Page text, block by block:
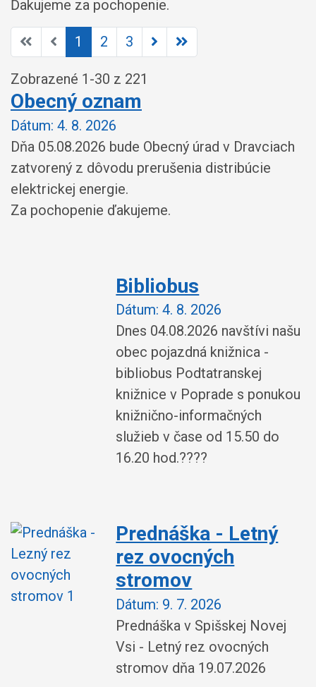
Ďakujeme za pochopenie.
1 2 3
Zobrazené 1 -30 z 221
Obecný oznam
Dátum: 4. 8. 2026
Dňa 05.08.2026 bude Obecný úrad v Dravciach
zatvorený z dôvodu prerušenia distribúcie
elektrickej energie.
Za pochopenie ďakujeme.
Bibliobus
Dátum: 4. 8. 2026
Dnes 04.08.2026 navštívi našu
obec pojazdná knižnica -
bibliobus Podtatranskej
knižnice v Poprade s ponukou
knižnično-informačných
služieb v čase od 15.50 do
16.20 hod.????
Prednáška - Letný
rez ovocných
stromov
Dátum: 9. 7. 2026
Prednáška v Spišskej Novej
Vsi - Letný rez ovocných
stromov dňa 19.07.2026